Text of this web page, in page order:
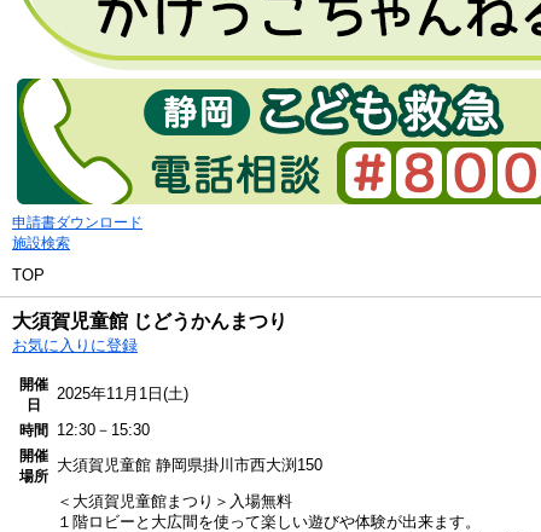
申請書ダウンロード
施設検索
TOP
大須賀児童館 じどうかんまつり
お気に入りに登録
開催
日
2025年11月1日(土)
時間 12:30－15:30
開催
場所
大須賀児童館 静岡県掛川市西大渕150
＜大須賀児童館まつり＞入場無料
１階ロビーと大広間を使って楽しい遊びや体験が出来ます。